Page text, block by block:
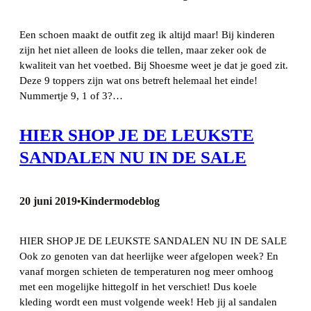
Een schoen maakt de outfit zeg ik altijd maar! Bij kinderen
zijn het niet alleen de looks die tellen, maar zeker ook de
kwaliteit van het voetbed. Bij Shoesme weet je dat je goed zit.
Deze 9 toppers zijn wat ons betreft helemaal het einde!
Nummertje 9, 1 of 3?…
HIER SHOP JE DE LEUKSTE
SANDALEN NU IN DE SALE
20 juni 2019•Kindermodeblog
HIER SHOP JE DE LEUKSTE SANDALEN NU IN DE SALE
Ook zo genoten van dat heerlijke weer afgelopen week? En
vanaf morgen schieten de temperaturen nog meer omhoog
met een mogelijke hittegolf in het verschiet! Dus koele
kleding wordt een must volgende week! Heb jij al sandalen